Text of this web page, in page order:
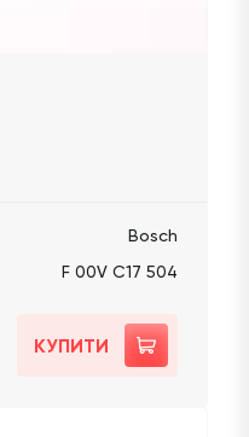
Bosch
F 00V C17 504
КУПИТИ